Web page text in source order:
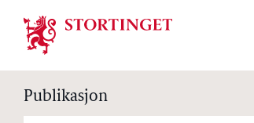
Stortinget.no
Publikasjon